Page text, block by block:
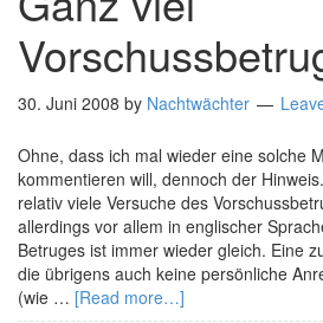
30. Juni 2008 by Nachtwächter
Ohne, dass ich mal wieder eine solche
kommentieren will, dennoch der
relativ viele Versuche des
allerdings vor allem in englischer
Betruges ist immer wieder gleich. Eine
die übrigens auch keine persönliche
(wie … [Read more…]